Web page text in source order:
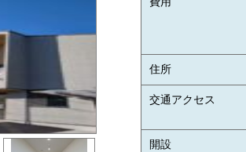
住所
交通アクセス
開設